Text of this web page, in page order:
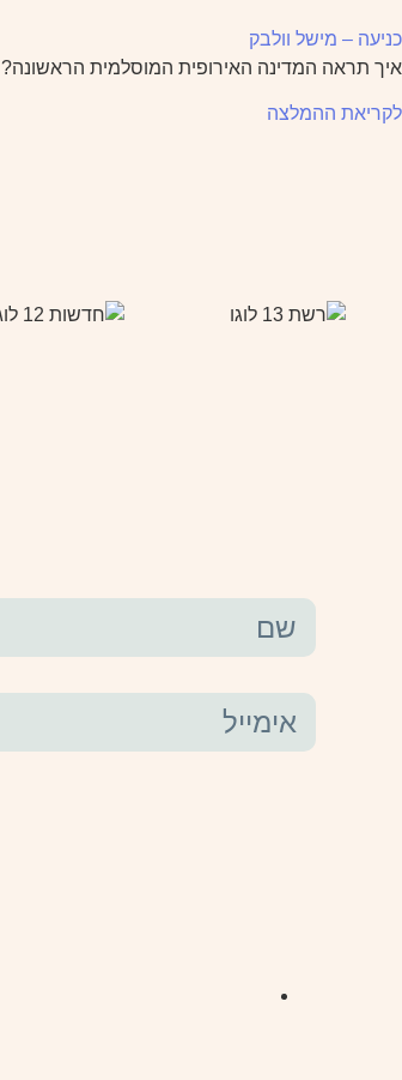
כניעה – מישל וולבק
איך תראה המדינה האירופית המוסלמית הראשונה?
לקריאת ההמלצה